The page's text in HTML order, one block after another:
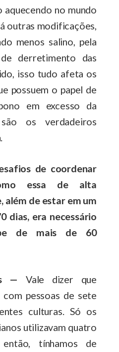
aquecendo no mundo
outras modificações,
menos salino, pela
derretimento das
isso tudo afeta os
possuem o papel de
em excesso da
os verdadeiros
de coordenar
essa de alta
além de estar em um
dias, era necessário
de mais de 60
— Vale dizer que
pessoas de sete
culturas. Só os
utilizavam quatro
tínhamos de